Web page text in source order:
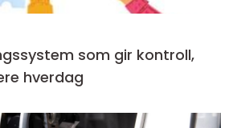
som gir kontroll,
hverdag